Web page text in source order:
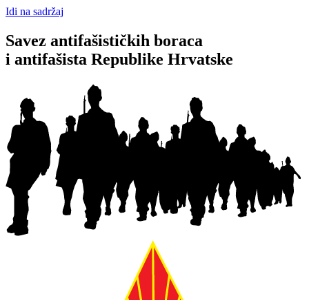
Idi na sadržaj
Savez antifašističkih boraca
i antifašista Republike Hrvatske